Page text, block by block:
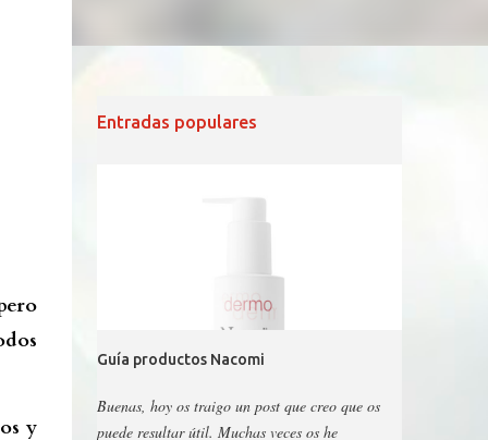
y
Entradas populares
Guía productos Nacomi
Buenas, hoy os traigo un post que creo que os
puede resultar útil. Muchas veces os he